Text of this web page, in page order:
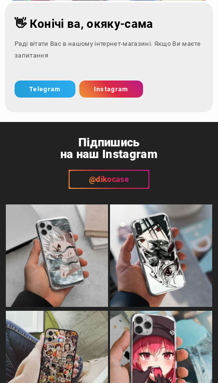
👋 Конічі ва, окяку-сама
Раді вітати Вас в нашому інтернет-магазині. Якщо Ви маєте
запитання - зверніться
Telegram Instagram
Підпишись
на наш Instagram
@dikocase